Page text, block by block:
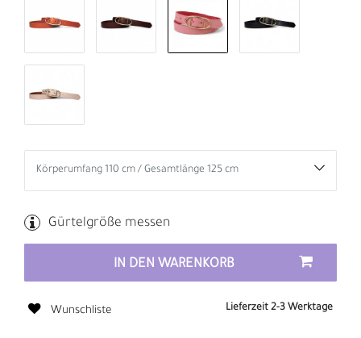
Gürtelgröße messen
IN DEN WARENKORB
Wunschliste Lieferzeit 2-3 Werktage